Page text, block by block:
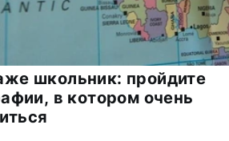
школьник: пройдите
в котором очень